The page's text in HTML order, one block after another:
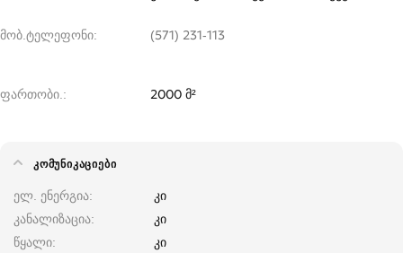
მობ.ტელეფონი (571) 231-113
ფართობი. 2000 მ²
ᲙᲝᲛᲣᲜᲘᲙᲐᲪᲘᲔᲑᲘ
ელ. ენერგია
კი
კანალიზაცია
კი
წყალი
კი